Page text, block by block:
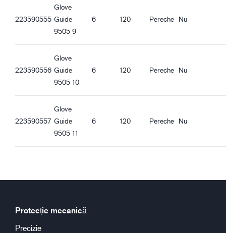
Încheietură tricotată
Funcție Touch screen
Bună aderență în condiții uscate
Bună aderență la ulei
Aderență bună la murdărire
223590555
Glove
Guide
9505 9
6 120 Pereche Nu
223590556
Glove
Guide
9505 10
6 120 Pereche Nu
223590557
Glove
Guide
9505 11
6 120 Pereche Nu
Protecție mecanică
Precizie